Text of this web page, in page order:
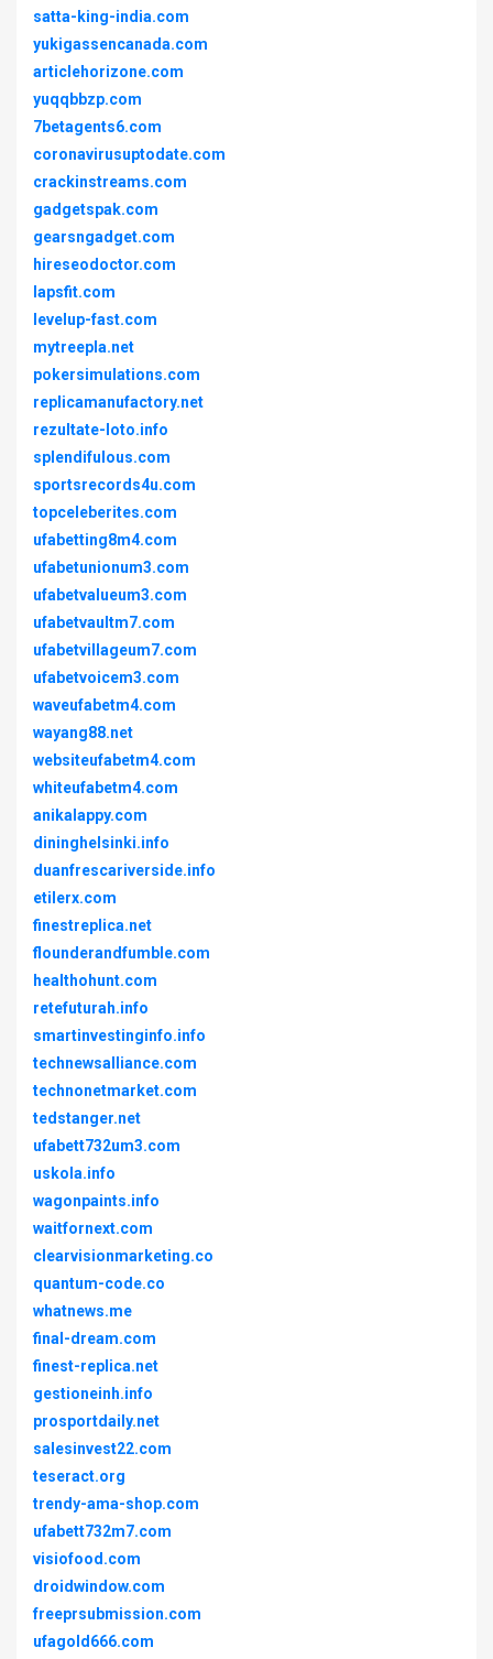
satta-king-india.com
yukigassencanada.com
articlehorizone.com
yuqqbbzp.com
7betagents6.com
coronavirusuptodate.com
crackinstreams.com
gadgetspak.com
gearsngadget.com
hireseodoctor.com
lapsfit.com
levelup-fast.com
mytreepla.net
pokersimulations.com
replicamanufactory.net
rezultate-loto.info
splendifulous.com
sportsrecords4u.com
topceleberites.com
ufabetting8m4.com
ufabetunionum3.com
ufabetvalueum3.com
ufabetvaultm7.com
ufabetvillageum7.com
ufabetvoicem3.com
waveufabetm4.com
wayang88.net
websiteufabetm4.com
whiteufabetm4.com
anikalappy.com
dininghelsinki.info
duanfrescariverside.info
etilerx.com
finestreplica.net
flounderandfumble.com
healthohunt.com
retefuturah.info
smartinvestinginfo.info
technewsalliance.com
technonetmarket.com
tedstanger.net
ufabett732um3.com
uskola.info
wagonpaints.info
waitfornext.com
clearvisionmarketing.co
quantum-code.co
whatnews.me
final-dream.com
finest-replica.net
gestioneinh.info
prosportdaily.net
salesinvest22.com
teseract.org
trendy-ama-shop.com
ufabett732m7.com
visiofood.com
droidwindow.com
freeprsubmission.com
ufagold666.com